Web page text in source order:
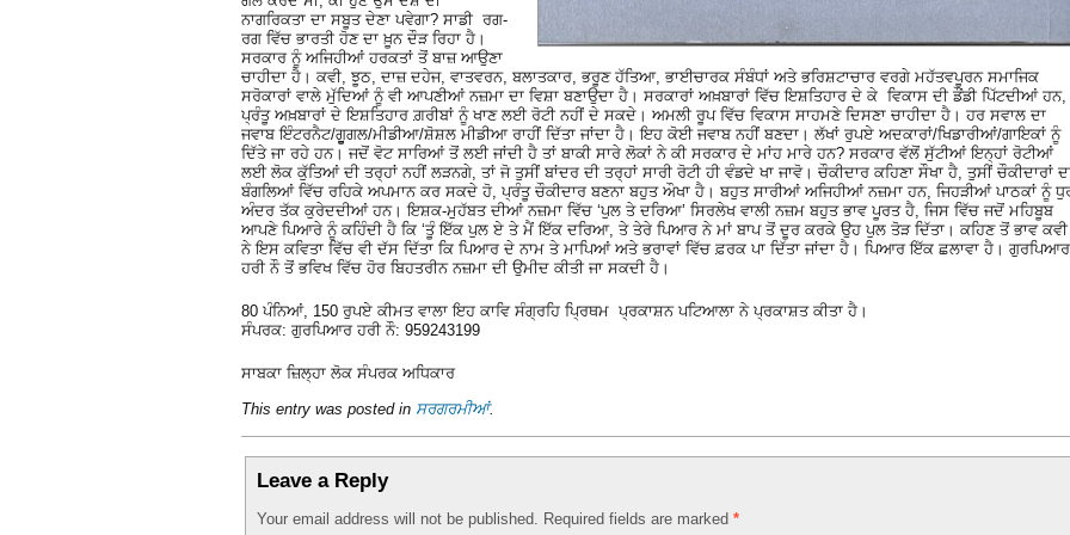
ਨਾਗਰਿਕਤਾ ਦਾ ਸਬੂਤ ਦੇਣਾ ਪਵੇਗਾ? ਸਾਡੀ ਰਗ-
ਰਗ ਵਿੱਚ ਭਾਰਤੀ ਹੋਣ ਦਾ ਖ਼ੂਨ ਦੌੜ ਰਿਹਾ ਹੈ।
ਸਰਕਾਰ ਨੂੰ ਅਜਿਹੀਆਂ ਹਰਕਤਾਂ ਤੋਂ ਬਾਜ਼ ਆਉਣਾ
ਚਾਹੀਦਾ ਹੈ। ਕਵੀ, ਝੂਠ, ਦਾਜ਼ ਦਹੇਜ, ਵਾਤਵਰਨ, ਬਲਾਤਕਾਰ, ਭਰੂਣ ਹੱਤਿਆ, ਭਾਈਚਾਰਕ ਸੰਬੰਧਾਂ ਅਤੇ ਭਰਿਸ਼ਟਾਚਾਰ ਵਰਗੇ ਮਹੱਤਵਪੂਰਨ ਸਮਾਜਿਕ
ਸਰੋਕਾਰਾਂ ਵਾਲੇ ਮੁੱਦਿਆਂ ਨੂੰ ਵੀ ਆਪਣੀਆਂ ਨਜ਼ਮਾ ਦਾ ਵਿਸ਼ਾ ਬਣਾਉਦਾ ਹੈ। ਸਰਕਾਰਾਂ ਅਖ਼ਬਾਰਾਂ ਵਿੱਚ ਇਸ਼ਤਿਹਾਰ ਦੇ ਕੇ ਵਿਕਾਸ ਦੀ ਡੌਂਡੀ ਪਿੱਟਦੀਆਂ ਹਨ,
ਪ੍ਰੰਤੂ ਅਖ਼ਬਾਰਾਂ ਦੇ ਇਸ਼ਤਿਹਾਰ ਗ਼ਰੀਬਾਂ ਨੂੰ ਖਾਣ ਲਈ ਰੋਟੀ ਨਹੀਂ ਦੇ ਸਕਦੇ। ਅਮਲੀ ਰੂਪ ਵਿੱਚ ਵਿਕਾਸ ਸਾਹਮਣੇ ਦਿਸਣਾ ਚਾਹੀਦਾ ਹੈ। ਹਰ ਸਵਾਲ ਦਾ
ਜਵਾਬ ਇੰਟਰਨੈਟ/ਗੂੂਗਲ/ਮੀਡੀਆ/ਸ਼ੋਸ਼ਲ ਮੀਡੀਆ ਰਾਹੀਂ ਦਿੱਤਾ ਜਾਂਦਾ ਹੈ। ਇਹ ਕੋਈ ਜਵਾਬ ਨਹੀਂ ਬਣਦਾ। ਲੱਖਾਂ ਰੁਪਏ ਅਦਕਾਰਾਂ/ਖਿਡਾਰੀਆਂ/ਗਾਇਕਾਂ ਨੂੰ
ਦਿੱਤੇ ਜਾ ਰਹੇ ਹਨ। ਜਦੋਂ ਵੋਟ ਸਾਰਿਆਂ ਤੋਂ ਲਈ ਜਾਂਦੀ ਹੈ ਤਾਂ ਬਾਕੀ ਸਾਰੇ ਲੋਕਾਂ ਨੇ ਕੀ ਸਰਕਾਰ ਦੇ ਮਾਂਹ ਮਾਰੇ ਹਨ? ਸਰਕਾਰ ਵੱਲੋਂ ਸੁੱਟੀਆਂ ਇਨ੍ਹਾਂ ਰੋਟੀਆਂ
ਲਈ ਲੋਕ ਕੁੱਤਿਆਂ ਦੀ ਤਰ੍ਹਾਂ ਨਹੀਂ ਲੜਨਗੇ, ਤਾਂ ਜੋ ਤੁਸੀਂ ਬਾਂਦਰ ਦੀ ਤਰ੍ਹਾਂ ਸਾਰੀ ਰੋਟੀ ਹੀ ਵੰਡਦੇ ਖਾ ਜਾਵੋ। ਚੌਕੀਦਾਰ ਕਹਿਣਾ ਸੌਖਾ ਹੈ, ਤੁਸੀਂ ਚੌਕੀਦਾਰਾਂ
ਬੰਗਲਿਆਂ ਵਿੱਚ ਰਹਿਕੇ ਅਪਮਾਨ ਕਰ ਸਕਦੇ ਹੋ, ਪ੍ਰੰਤੂ ਚੌਕੀਦਾਰ ਬਣਨਾ ਬਹੁਤ ਔਖਾ ਹੈ। ਬਹੁਤ ਸਾਰੀਆਂ ਅਜਿਹੀਆਂ ਨਜ਼ਮਾ ਹਨ, ਜਿਹੜੀਆਂ ਪਾਠਕਾਂ ਨੂੰ
ਅੰਦਰ ਤੱਕ ਕੁਰੇਦਦੀਆਂ ਹਨ। ਇਸ਼ਕ-ਮੁਹੱਬਤ ਦੀਆਂ ਨਜ਼ਮਾ ਵਿੱਚ ‘ਪੁਲ ਤੇ ਦਰਿਆ’ ਸਿਰਲੇਖ ਵਾਲੀ ਨਜ਼ਮ ਬਹੁਤ ਭਾਵ ਪੂਰਤ ਹੈ, ਜਿਸ ਵਿੱਚ ਜਦੋਂ ਮਹਿਬੂਬ
ਆਪਣੇ ਪਿਆਰੇ ਨੂੰ ਕਹਿੰਦੀ ਹੈ ਕਿ ‘ਤੂੰ ਇੱਕ ਪੁਲ ਏ ਤੇ ਮੈਂ ਇੱਕ ਦਰਿਆ, ਤੇ ਤੇਰੇ ਪਿਆਰ ਨੇ ਮਾਂ ਬਾਪ ਤੋਂ ਦੂਰ ਕਰਕੇ ਉਹ ਪੁਲ ਤੋੜ ਦਿੱਤਾ। ਕਹਿਣ ਤੋਂ ਭਾਵ ਕਵੀ
ਨੇ ਇਸ ਕਵਿਤਾ ਵਿੱਚ ਵੀ ਦੱਸ ਦਿੱਤਾ ਕਿ ਪਿਆਰ ਦੇ ਨਾਮ ਤੇ ਮਾਪਿਆਂ ਅਤੇ ਭਰਾਵਾਂ ਵਿੱਚ ਫ਼ਰਕ ਪਾ ਦਿੱਤਾ ਜਾਂਦਾ ਹੈ। ਪਿਆਰ ਇੱਕ ਛਲਾਵਾ ਹੈ। ਗੁਰਪਿਆਰ
ਹਰੀ ਨੌ ਤੋਂ ਭਵਿਖ ਵਿੱਚ ਹੋਰ ਬਿਹਤਰੀਨ ਨਜ਼ਮਾ ਦੀ ਉਮੀਦ ਕੀਤੀ ਜਾ ਸਕਦੀ ਹੈ।
80 ਪੰਨਿਆਂ, 150 ਰੁਪਏ ਕੀਮਤ ਵਾਲਾ ਇਹ ਕਾਵਿ ਸੰਗ੍ਰਹਿ ਪ੍ਰਿਥਮ ਪ੍ਰਕਾਸ਼ਨ ਪਟਿਆਲਾ ਨੇ ਪ੍ਰਕਾਸ਼ਤ ਕੀਤਾ ਹੈ।
ਸੰਪਰਕ: ਗੁਰਪਿਆਰ ਹਰੀ ਨੌ: 959243199
ਸਾਬਕਾ ਜ਼ਿਲ੍ਹਾ ਲੋਕ ਸੰਪਰਕ ਅਧਿਕਾਰ
This entry was posted in ਸਰਗਰਮੀਆਂ.
Leave a Reply
Your email address will not be published. Required fields are marked *